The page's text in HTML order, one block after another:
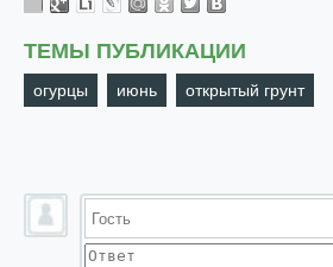
ТЕМЫ ПУБЛИКАЦИИ
огурцы июнь открытый грунт